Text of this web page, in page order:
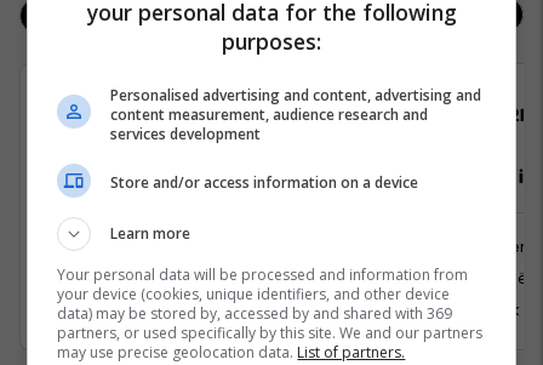
Real Estate
Telegrafi
Gazetar/e për edicionin Telegrafi
Diasporë
Media
Prishtina, Kosovo
1 Korrik 2026
Inxhinier i
Inxhinieri
Prishtinë
6 Korrik
your personal data for the following
purposes:
Personalised advertising and content, advertising and
content measurement, audience research and
services development
Store and/or access information on a device
Learn more
Your personal data will be processed and information from
your device (cookies, unique identifiers, and other device
data) may be stored by, accessed by and shared with 369
partners, or used specifically by this site. We and our partners
may use precise geolocation data. List of partners.